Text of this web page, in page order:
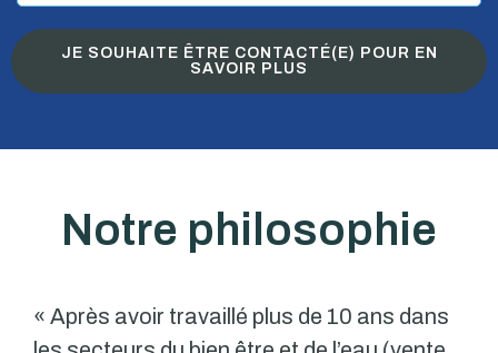
JE SOUHAITE ÊTRE CONTACTÉ(E) POUR EN
SAVOIR PLUS
Notre philosophie
« Après avoir travaillé plus de 10 ans dans